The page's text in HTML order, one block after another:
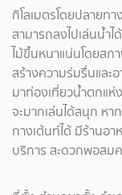
กิโลเมตรโดยปลายท
สามารถลงไปเล่นน้ำ
ไม้ขึ้นหนาแน่นโดยสภ
สร้างความร่มรื่นและ
มาท่องเที่ยวน้ำตกแห่
จะมากเล่นได้สนุก ห
กางเต้นท์ได้ มีร้านอ
บริการ สะดวกพอสม